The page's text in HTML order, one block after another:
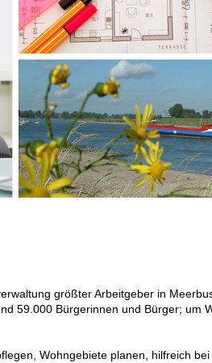
größter Arbeitgeber in
59.000 Bürgerinnen und Bürger; um
Wohngebiete planen, hilfreich